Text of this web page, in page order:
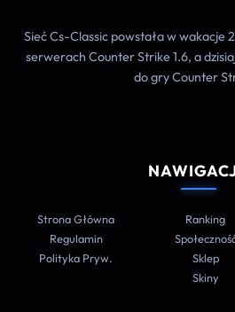
Sieć Cs-Classic powstała w wakacje
serwerach Counter Strike 1.6, a
do gry Counter
Strona Główna
Regulamin
Polityka Pryw.
Ranking
Sklep
Skiny